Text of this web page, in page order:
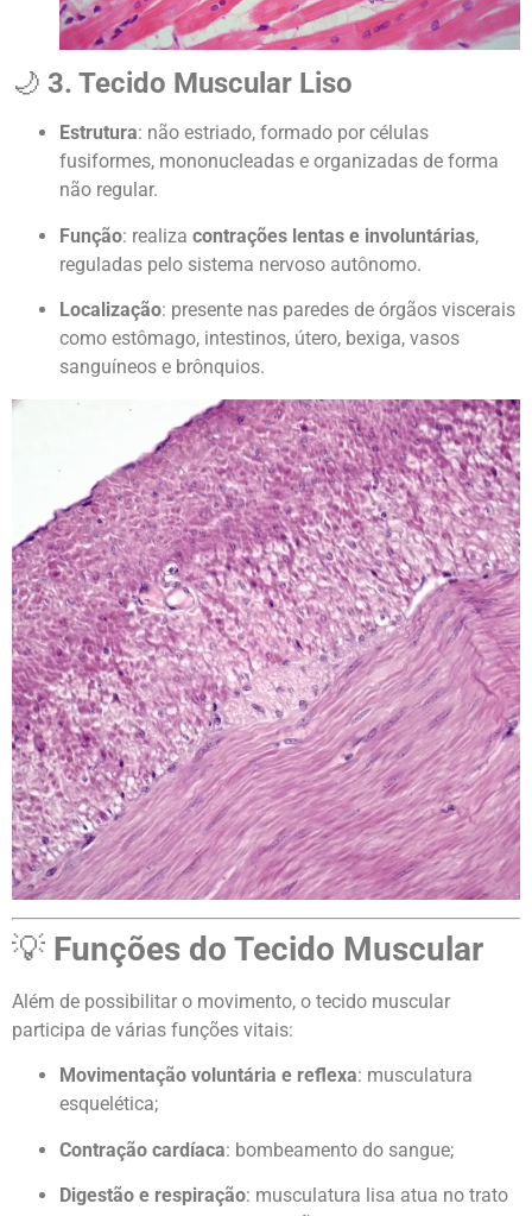
🌙 3. Tecido Muscular Liso
Estrutura: não estriado, formado por células
fusiformes, mononucleadas e organizadas de forma
não regular.
Função: realiza contrações lentas e involuntárias,
reguladas pelo sistema nervoso autônomo.
Localização: presente nas paredes de órgãos viscerais
como estômago, intestinos, útero, bexiga, vasos
sanguíneos e brônquios.
💡 Funções do Tecido Muscular
Além de possibilitar o movimento, o tecido muscular
participa de várias funções vitais:
Movimentação voluntária e reflexa: musculatura
esquelética;
Contração cardíaca: bombeamento do sangue;
Digestão e respiração: musculatura lisa atua no trato